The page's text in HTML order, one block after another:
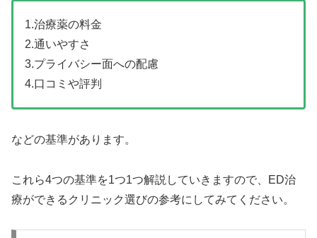
1.治療薬の料金
2.通いやすさ
3.プライバシー面への配慮
4.口コミや評判
などの基準があります。
これら4つの基準を1つ1つ解説していきますので、ED治
療ができるクリニック選びの参考にしてみてください。